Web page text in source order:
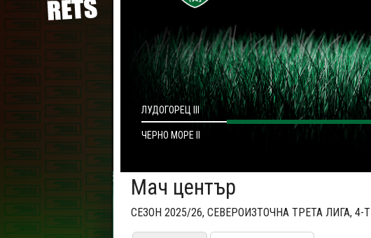
ЛУДОГОРЕЦ III
ЧЕРНО МОРЕ II
Мач център
СЕЗОН 2025/26, СЕВЕРОИЗТОЧНА ТРЕТА ЛИГА, 4-